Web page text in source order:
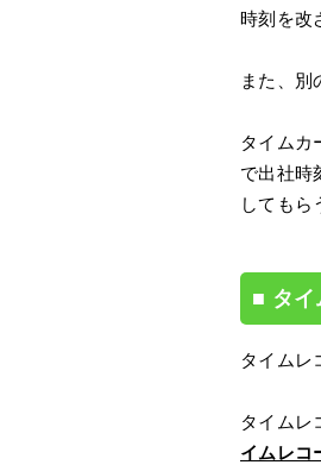
時刻を改
また、別
タイムカ
で出社時
してもら
タ
タイムレ
タイムレ
イムレコ